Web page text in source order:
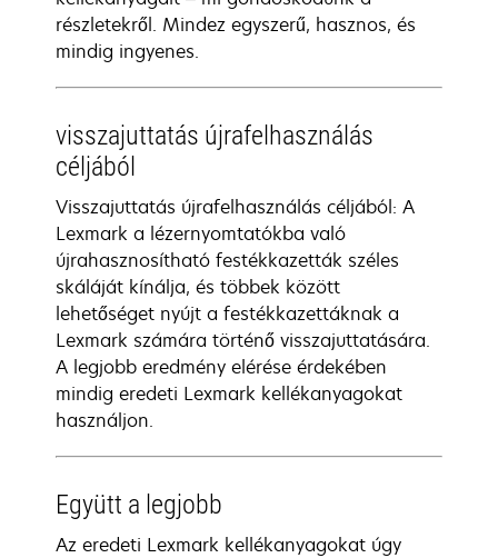
részletekről. Mindez egyszerű, hasznos, és
mindig ingyenes.
visszajuttatás újrafelhasználás
céljából
Visszajuttatás újrafelhasználás céljából: A
Lexmark a lézernyomtatókba való
újrahasznosítható festékkazetták széles
skáláját kínálja, és többek között
lehetőséget nyújt a festékkazettáknak a
Lexmark számára történő visszajuttatására.
A legjobb eredmény elérése érdekében
mindig eredeti Lexmark kellékanyagokat
használjon.
Együtt a legjobb
Az eredeti Lexmark kellékanyagokat úgy